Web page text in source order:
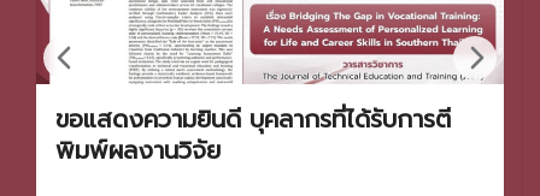
ขอแสดงความยินดี บุคลากรที่ได้รับการตี
พิมพ์ผลงานวิจัย